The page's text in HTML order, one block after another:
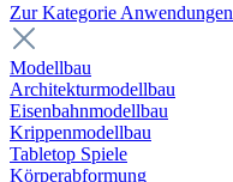
Zur Kategorie Anwendungen
Modellbau
Architekturmodellbau
Eisenbahnmodellbau
Krippenmodellbau
Tabletop Spiele
Körperabformung